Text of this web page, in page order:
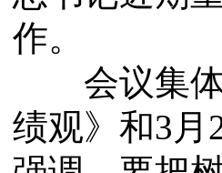
作。
会议集体
绩观》和3月